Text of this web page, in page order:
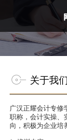
关于我们
广汉正耀会计专修
职称，会计实操、
向，积极为企业培